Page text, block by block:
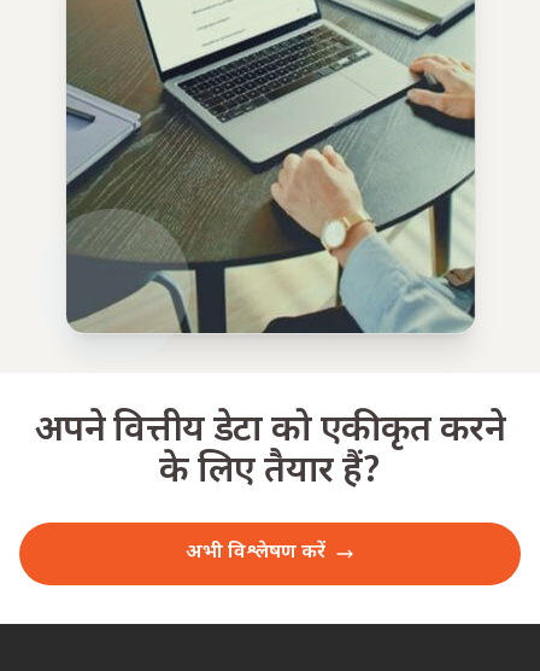
अपने वित्तीय डेटा को एकीकृत करने
के लिए तैयार हैं?
अभी विश्लेषण करें